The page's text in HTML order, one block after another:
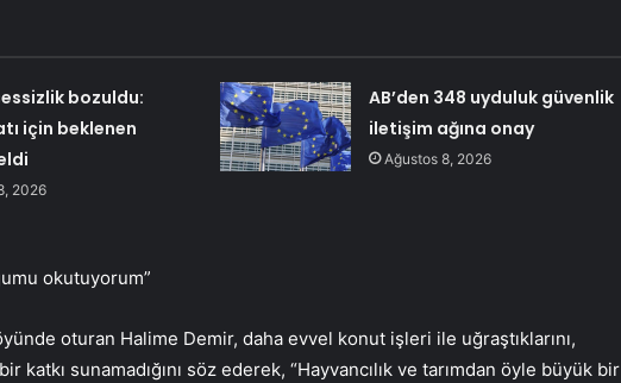
bozuldu:
için beklenen
2026
AB’den 348 uyduluk güvenlik
iletişim ağına onay
Ağustos 8, 2026
okutuyorum”
oturan Halime Demir, daha evvel konut işleri ile uğraştıklarını,
katkı sunamadığını söz ederek, “Hayvancılık ve tarımdan öyle büyük bir